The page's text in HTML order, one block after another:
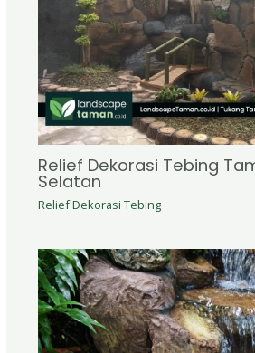
Relief Dekorasi Tebing
Selatan
Relief Dekorasi Tebing